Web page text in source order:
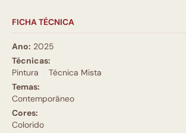
FICHA TÉCNICA
Ano: 2025
Técnicas:
Pintura
Técnica Mista
Temas:
Contemporâneo
Cores:
Colorido